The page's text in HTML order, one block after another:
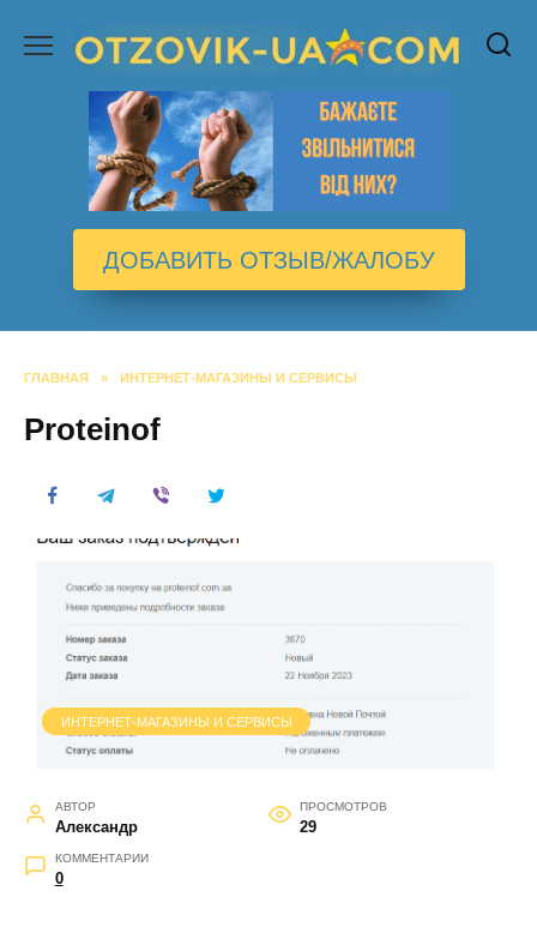
содержанию
ДОБАВИТЬ ОТЗЫВ/ЖАЛОБУ
ГЛАВНАЯ » ИНТЕРНЕТ-МАГАЗИНЫ И СЕРВИСЫ
Рroteinof
ИНТЕРНЕТ-МАГАЗИНЫ И СЕРВИСЫ
АВТОР
Александр
ПРОСМОТРОВ
29
КОММЕНТАРИИ
0